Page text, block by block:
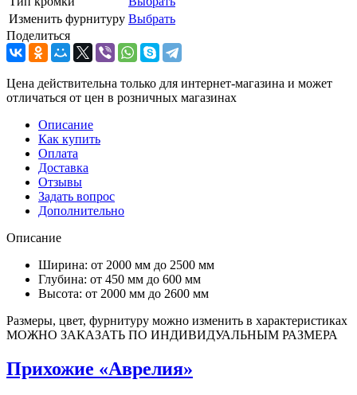
Изменить фурнитуру Выбрать
Поделиться
Цена действительна только для интернет-магазина и может
отличаться от цен в розничных магазинах
Описание
Как купить
Оплата
Доставка
Отзывы
Задать вопрос
Дополнительно
Описание
Ширина: от 2000 мм до 2500 мм
Глубина: от 450 мм до 600 мм
Высота: от 2000 мм до 2600 мм
Размеры, цвет, фурнитуру можно изменить в характеристиках
МОЖНО ЗАКАЗАТЬ ПО ИНДИВИДУАЛЬНЫМ РАЗМЕРА
Прихожие «Аврелия»